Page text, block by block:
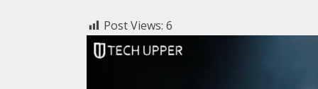
Post Views: 6